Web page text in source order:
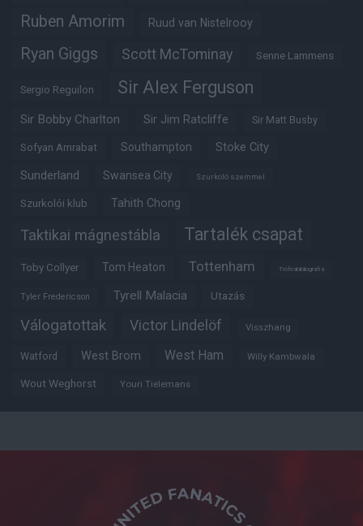
Ruben Amorim Ruud van Nistelrooy
Ryan Giggs Scott McTominay Senne Lammens
Sergio Reguilon Sir Alex Ferguson
Sir Bobby Charlton Sir Jim Ratcliffe Sir Matt Busby
Sofyan Amrabat Southampton Stoke City
Sunderland Swansea City Szurkoló szemmel
Szurkolói klub Tahith Chong
Taktikai mágnestábla Tartalék csapat
Toby Collyer Tom Heaton Tottenham Trófeabibliográfia
Tyler Fredericson Tyrell Malacia Utazás
Válogatottak Victor Lindelöf Visszhang
Watford West Brom West Ham Willy Kambwala
Wout Weghorst Youri Tielemans